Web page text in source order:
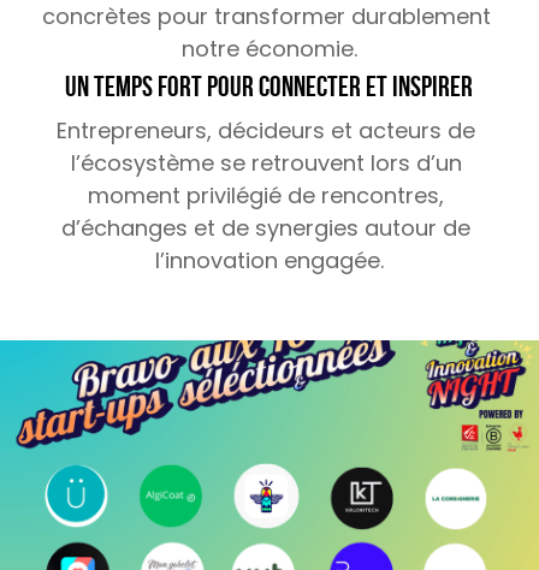
concrètes pour transformer durablement
notre économie.
Un temps fort pour connecter et inspirer
Entrepreneurs, décideurs et acteurs de
l’écosystème se retrouvent lors d’un
moment privilégié de rencontres,
d’échanges et de synergies autour de
l’innovation engagée.